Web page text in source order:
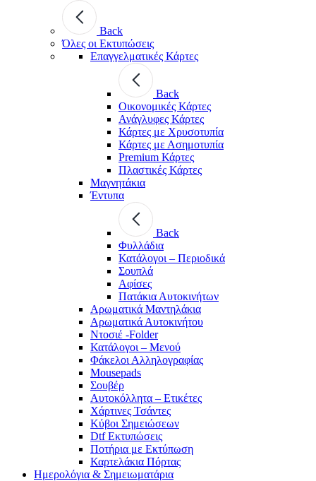
Back
Όλες οι Εκτυπώσεις
Επαγγελματικές Κάρτες
Back
Οικονομικές Κάρτες
Ανάγλυφες Κάρτες
Κάρτες με Χρυσοτυπία
Κάρτες με Ασημοτυπία
Premium Κάρτες
Πλαστικές Κάρτες
Μαγνητάκια
Έντυπα
Back
Φυλλάδια
Κατάλογοι – Περιοδικά
Σουπλά
Αφίσες
Πατάκια Αυτοκινήτων
Αρωματικά Μαντηλάκια
Αρωματικά Αυτοκινήτου
Ντοσιέ -Folder
Κατάλογοι – Μενού
Φάκελοι Αλληλογραφίας
Mousepads
Σουβέρ
Αυτοκόλλητα – Ετικέτες
Χάρτινες Τσάντες
Κύβοι Σημειώσεων
Dtf Εκτυπώσεις
Ποτήρια με Εκτύπωση
Καρτελάκια Πόρτας
Ημερολόγια & Σημειωματάρια